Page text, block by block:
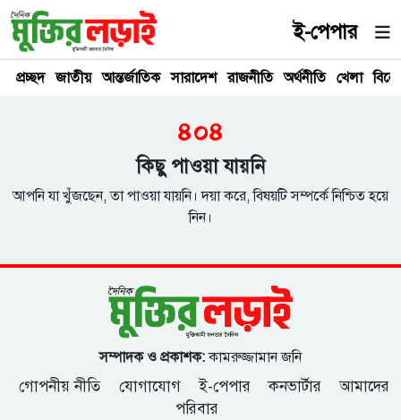
ই-পেপার
প্রচ্ছদ জাতীয় আন্তর্জাতিক সারাদেশ রাজনীতি অর্থনীতি খেলা
৪০৪
কিছু পাওয়া যায়নি
আপনি যা খুঁজছেন, তা পাওয়া যায়নি। দয়া করে, বিষয়টি সম্পর্কে নিশ্চিত হয়ে
নিন।
সম্পাদক ও প্রকাশক:কামরুজ্জামান জনি
গোপনীয় নীতি যোগাযোগ ই-পেপার কনভার্টার
আমাদের
পরিবার